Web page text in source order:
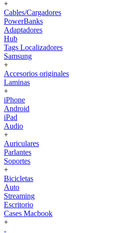
+
Cables/Cargadores
PowerBanks
Adaptadores
Hub
Tags Localizadores
Samsung
+
Accesorios originales
Laminas
+
iPhone
Android
iPad
Audio
+
Auriculares
Parlantes
Soportes
+
Bicicletas
Auto
Streaming
Escritorio
Cases Macbook
+
-